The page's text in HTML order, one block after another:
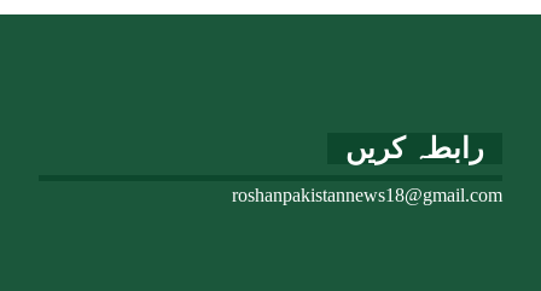
رابطہ کریں
roshanpakistannews18@gmail.com